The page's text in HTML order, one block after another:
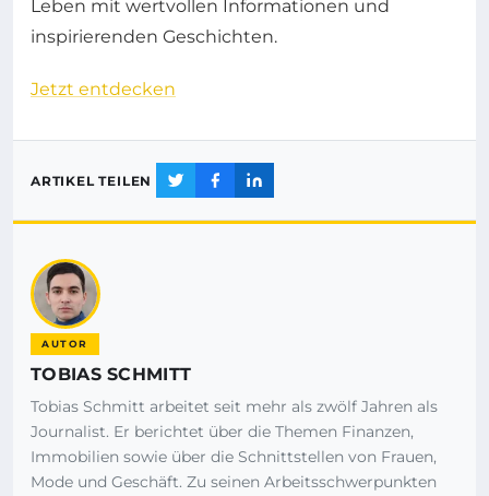
Leben mit wertvollen Informationen und
inspirierenden Geschichten.
Jetzt entdecken
ARTIKEL TEILEN
AUTOR
TOBIAS SCHMITT
Tobias Schmitt arbeitet seit mehr als zwölf Jahren als
Journalist. Er berichtet über die Themen Finanzen,
Immobilien sowie über die Schnittstellen von Frauen,
Mode und Geschäft. Zu seinen Arbeitsschwerpunkten